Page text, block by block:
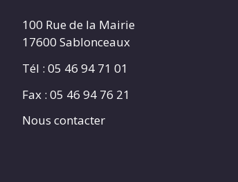
100 Rue de la Mairie
17600 Sablonceaux
Tél : 05 46 94 71 01
Fax : 05 46 94 76 21
Nous contacter